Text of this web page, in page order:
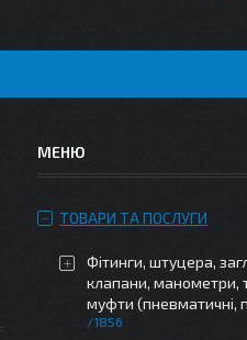
ТОВАРИ ТА ПОСЛУГИ
Фітинги, штуцера,
клапани, манометри,
муфти (пневматичні,
1856